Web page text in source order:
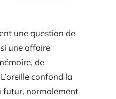
une question de
une affaire
de
confond la
futur, normalement